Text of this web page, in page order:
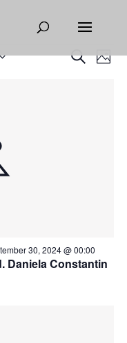
Events
SearchPhoto
Daniela Constantin
30, 2024 @ 00:00